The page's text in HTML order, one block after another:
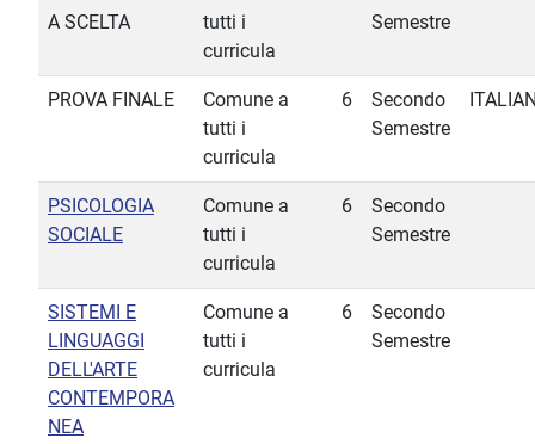
A SCELTA
tutti i
curricula
Semestre
PROVA FINALE
Comune a
tutti i
curricula
6
Secondo
Semestre
PSICOLOGIA
SOCIALE
Comune a
tutti i
curricula
6
Secondo
Semestre
SISTEMI E
LINGUAGGI
DELL'ARTE
CONTEMPORA
NEA
Comune a
tutti i
curricula
6
Secondo
Semestre